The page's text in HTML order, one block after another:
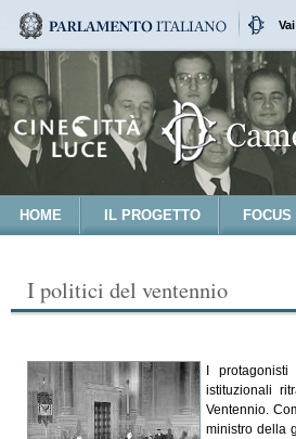
HOME IL PROGETTO FOCUS
I politici del ventennio
I
istituzionali
Ventennio.
ministro della